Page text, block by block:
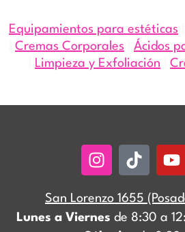
Equipamientos para estéticas
Cremas Corporales Ácidos
Limpieza y Exfoliación
Instagram
Tiktok
San Lorenzo 1655
Lunes a Viernes de 8:30 a